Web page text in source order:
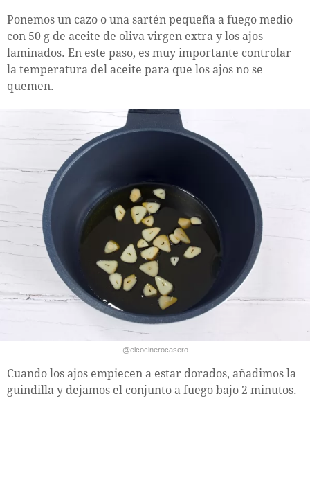
Ponemos un cazo o una sartén pequeña a fuego medio
con 50 g de aceite de oliva virgen extra y los ajos
laminados. En este paso, es muy importante controlar
la temperatura del aceite para que los ajos no se
quemen.
@elcocinerocasero
Cuando los ajos empiecen a estar dorados, añadimos la
guindilla y dejamos el conjunto a fuego bajo 2 minutos.